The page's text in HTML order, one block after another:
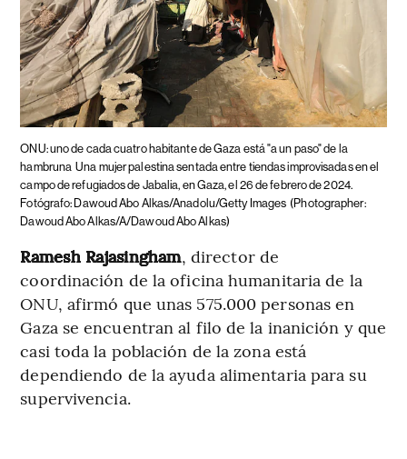
ONU: uno de cada cuatro habitante de Gaza está "a un paso" de la
hambruna Una mujer palestina sentada entre tiendas improvisadas en el
campo de refugiados de Jabalia, en Gaza, el 26 de febrero de 2024.
Fotógrafo: Dawoud Abo Alkas/Anadolu/Getty Images (Photographer:
Dawoud Abo Alkas/A/Dawoud Abo Alkas)
Ramesh Rajasingham, director de
coordinación de la oficina humanitaria de la
ONU, afirmó que unas 575.000 personas en
Gaza se encuentran al filo de la inanición y que
casi toda la población de la zona está
dependiendo de la ayuda alimentaria para su
supervivencia.